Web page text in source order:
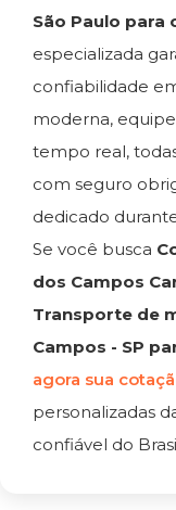
São Paulo para
especializada
confiabilidade
moderna,
tempo real,
com seguro
dedicado
Se você busca
dos Campos
Transporte de
Campos - SP
agora sua
personalizadas
confiável do